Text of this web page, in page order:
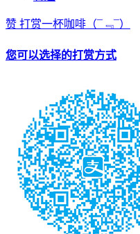
赞 打赏一杯咖啡 （¯﹃¯）
您可以选择的打赏方式